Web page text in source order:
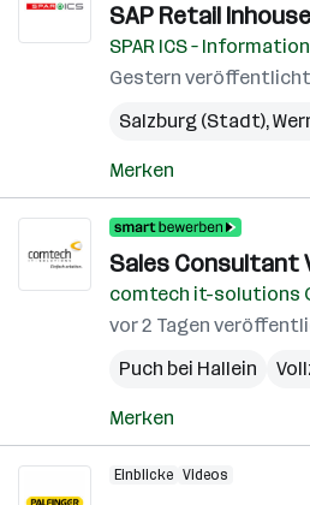
SAP Retail
SPAR ICS –
Gestern veröffentlicht
Salzburg (Stadt),
Merken
Sales Consultant
comtech it-solutions
vor 2 Tagen
Puch bei Hallein
Merken
Einblicke Videos